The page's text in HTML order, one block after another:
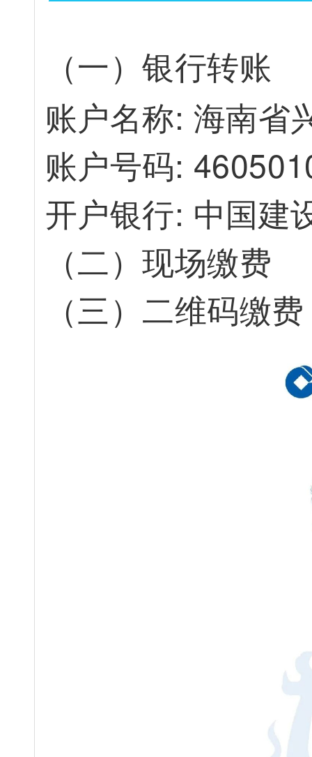
（一）银行转账
账户名称: 海南省
账户号码: 460501
开户银行: 中国建
（二）现场缴费
（三） 二维码缴费